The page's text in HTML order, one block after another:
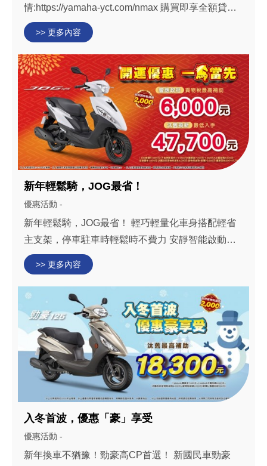
情:https://yamaha-yct.com/nmax 購買即享全額貸分
期0利率 活動日期 : 即日起至115年2月26日(四)止(需
於雲嘉南地區完成領牌) 以上活動僅限雲嘉南地區的
實體店面購買有效，車輛顏色僅供參...
>> 更多內容
新年輕鬆騎，JOG最省！
優惠活動 -
新年輕鬆騎，JOG最省！ 輕巧輕量化車身搭配輕省
主支架，停車駐車時輕鬆時不費力 安靜智能啟動系
統，降低啟動時的噪音與振動 省油BLUE CORE節
能引擎，油耗57.6KM/L 汰舊換新最低只要 47,700元
(不含牌險) ( JOG售價67,000元-YAMAH...
>> 更多內容
入冬首波，優惠「豪」享受
優惠活動 -
新年換車不猶豫！勁豪高CP首選！ 新國民車勁豪